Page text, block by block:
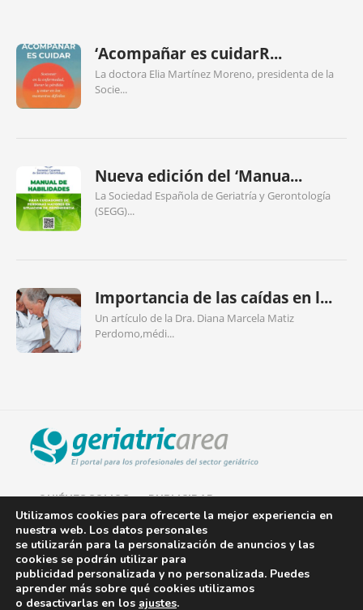
‘Acompañar es cuidarR...
La doctora Elia Martínez Moreno, presidenta de la
Socie...
Nueva edición del ‘Manua...
La Sociedad Española de Geriatría y Gerontología
(SEGG)...
Importancia de las caídas en l...
Un artículo de la Dra. Diana Marcela Matiz
Perdomo,médi...
QUIÉNES SOMOS PUBLICIDAD
AVISO LEGAL
POLÍTICA DE COOKIES
POLÍTICA DE PRIVACIDAD
Utilizamos cookies para ofrecerte la mejor experiencia en
nuestra web. Los datos personales
se utilizarán para la personalización de anuncios y las
cookies se podrán utilizar para
publicidad personalizada y no personalizada. Puedes
aprender más sobre qué cookies utilizamos
o desactivarlas en los ajustes.